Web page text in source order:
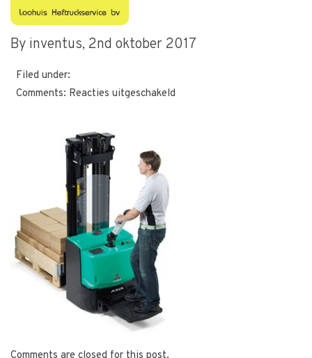
1386148340
By inventus, 2nd oktober 2017
Filed under:
Comments: Reacties uitgeschakeld